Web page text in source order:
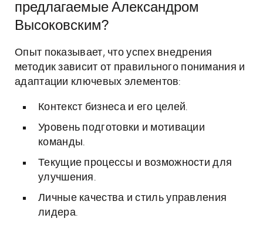
предлагаемые Александром
Высоковским?
Опыт показывает, что успех внедрения
методик зависит от правильного понимания и
адаптации ключевых элементов:
Контекст бизнеса и его целей.
Уровень подготовки и мотивации
команды.
Текущие процессы и возможности для
улучшения.
Личные качества и стиль управления
лидера.